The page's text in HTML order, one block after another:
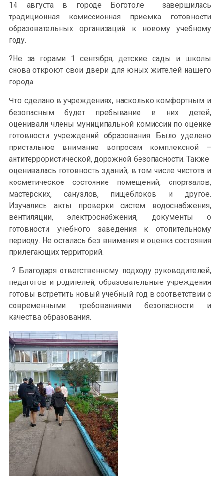
14 августа в городе Боготоле завершилась
традиционная комиссионная приемка готовности
образовательных организаций к новому учебному
году.
?Не за горами 1 сентября, детские сады и школы
снова откроют свои двери для юных жителей нашего
города.
Что сделано в учреждениях, насколько комфортным и
безопасным будет пребывание в них детей,
оценивали члены муниципальной комиссии по оценке
готовности учреждений образования. Было уделено
пристальное внимание вопросам комплексной –
антитеррористической, дорожной безопасности. Также
оценивалась готовность зданий, в том числе чистота и
косметическое состояние помещений, спортзалов,
мастерских, санузлов, пищеблоков и другое.
Изучались акты проверки систем водоснабжения,
вентиляции, электроснабжения, документы о
готовности учебного заведения к отопительному
периоду. Не осталась без внимания и оценка состояния
прилегающих территорий.
? Благодаря ответственному подходу руководителей,
педагогов и родителей, образовательные учреждения
готовы встретить новый учебный год в соответствии с
современными требованиями безопасности и
качества образования.